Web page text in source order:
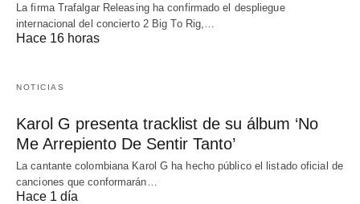
La firma Trafalgar Releasing ha confirmado el despliegue
internacional del concierto 2 Big To Rig,…
Hace 16 horas
NOTICIAS
Karol G presenta tracklist de su álbum ‘No
Me Arrepiento De Sentir Tanto’
La cantante colombiana Karol G ha hecho público el listado oficial de
canciones que conformarán…
Hace 1 día